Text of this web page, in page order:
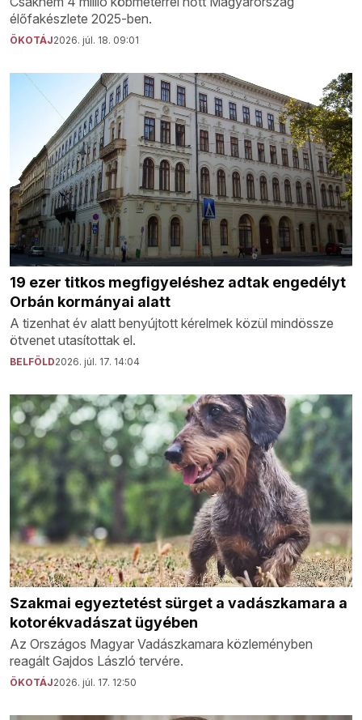
élőfakészlete 2025-ben.
ÖKOTÁJ2026. júl. 18. 09:01
19 ezer titkos megfigyeléshez adtak engedélyt
Orbán kormányai alatt
A tizenhat év alatt benyújtott kérelmek közül mindössze
ötvenet utasítottak el.
BELFÖLD2026. júl. 17. 14:04
Szakmai egyeztetést sürget a vadászkamara a
kotorékvadászat ügyében
Az Országos Magyar Vadászkamara közleményben
reagált Gajdos László tervére.
ÖKOTÁJ2026. júl. 17. 12:50